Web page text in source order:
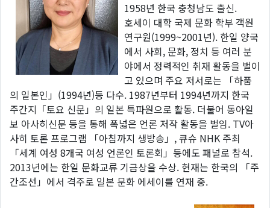
1958년 한국 충청남도 출신.
호세이 대학 국제 문화 학부 객원
연구원(1999~2001년). 한일 양국
에서 사회, 문화, 정치 등 여러 분
야에서 정력적인 취재 활동을 벌이
고 있으며 주요 저서로는 「하품
의 일본인」(1994년)등 다수. 1987년부터 1994년까지 한국
주간지「토요 신문」의 일본 특파원으로 활동. 더불어 동아일
보 아사히신문 등을 통해 폭넓은 언론 저작 활동을 벌임. TV아
사히 토론 프로그램 「아침까지 생방송」, 큐슈 NHK 주최
「세계 여성 8개국 여성 언론인 토론회」등에도 패널로 참석.
2013년에는 한일 문화교류 기금상을 수상. 현재는 한국의 「주
간조선」에서 격주로 일본 문화 에세이를 연재 중.